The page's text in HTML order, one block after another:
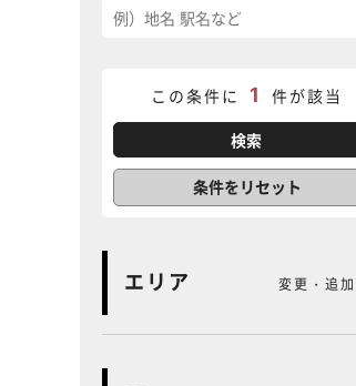
この条件に 1 件が該当
条件をリセット
エリア 変更・追加